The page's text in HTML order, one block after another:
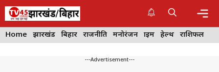
Skip
content
Home झारखंड बिहार राजनीति मनोरंजन क्राइम हेल्थ राशिफल
---Advertisement---